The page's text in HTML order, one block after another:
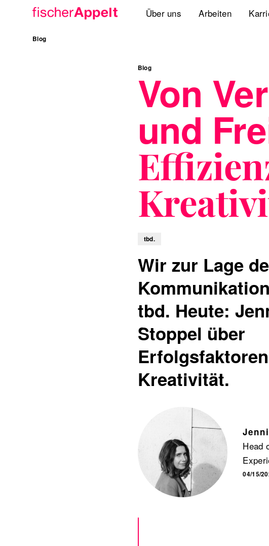
Über uns
Spezialisten
Lösungen
International
Arbeiten
Blog
Blog
Von
und
tbd.
Wir zur Lage
tbd. Heute:
Stoppel über
Kreativität.
Head
04/15/